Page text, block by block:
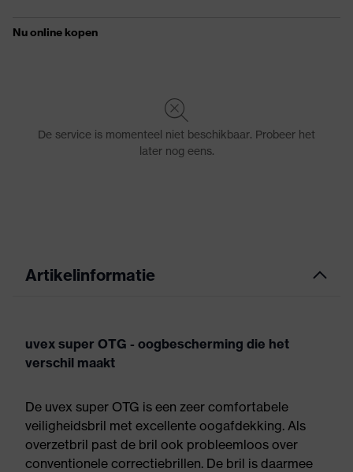
Artikelinformatie
uvex super OTG - oogbescherming die het
verschil maakt
De uvex super OTG is een zeer comfortabele
veiligheidsbril met excellente oogafdekking. Als
overzetbril past de bril ook probleemloos over
conventionele correctiebrillen. De bril is daarmee